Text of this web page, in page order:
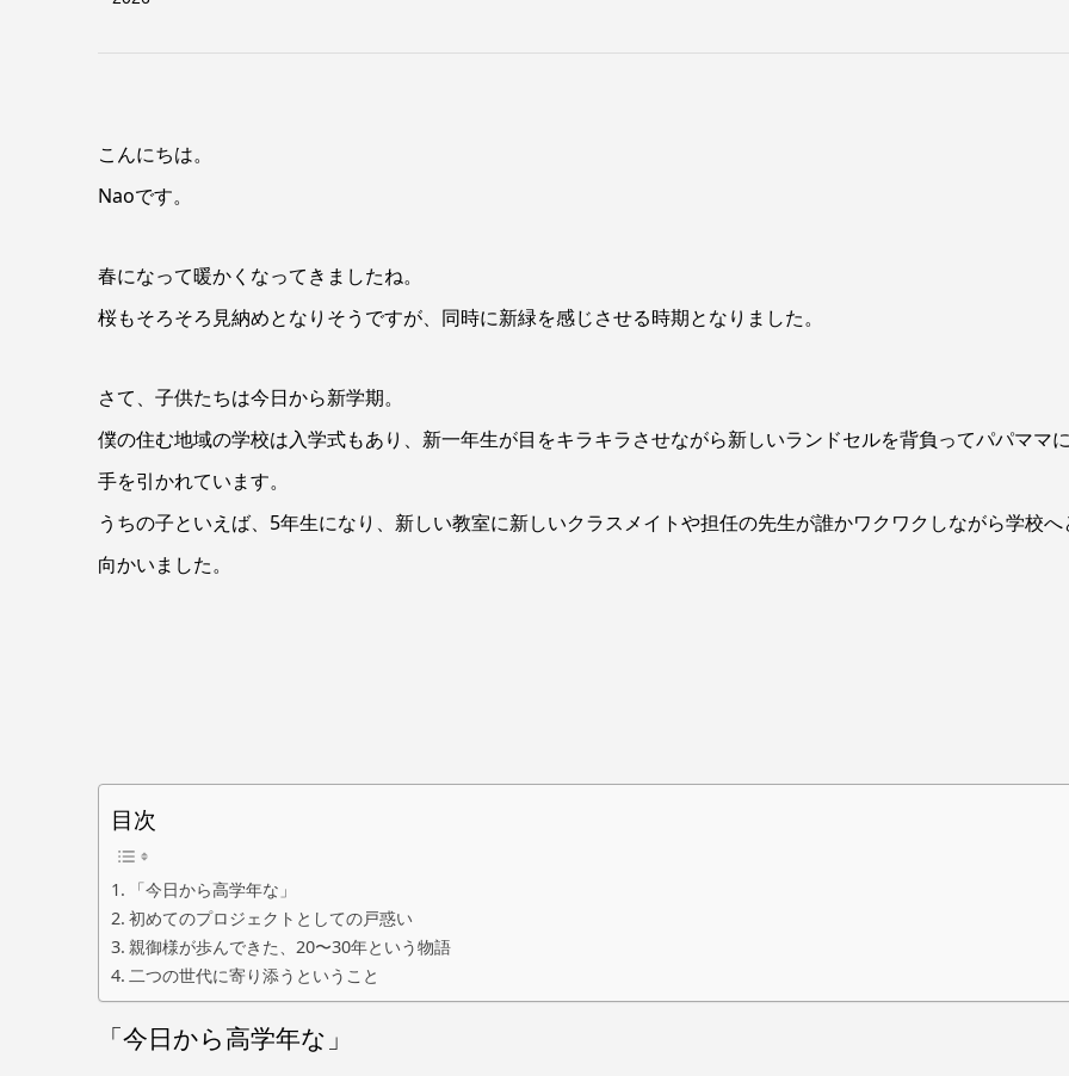
こんにちは。
Naoです。
春になって暖かくなってきましたね。
桜もそろそろ見納めとなりそうですが、同時に新緑を感じさせる時期となりました。
さて、子供たちは今日から新学期。
僕の住む地域の学校は入学式もあり、新一年生が目をキラキラさせながら新しいランドセルを背負ってパパママ
手を引かれています。
うちの子といえば、5年生になり、新しい教室に新しいクラスメイトや担任の先生が誰かワクワクしながら学校へ
向かいました。
目次
「今日から高学年な」
初めてのプロジェクトとしての戸惑い
親御様が歩んできた、20〜30年という物語
二つの世代に寄り添うということ
「今日から高学年な」